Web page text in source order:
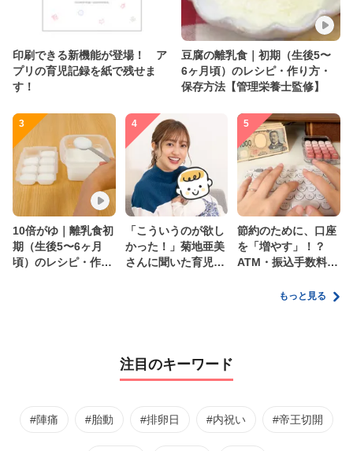
印刷できる新機能が登場！ ア
プリの育児記録を紙で残せま
す！
豆腐の離乳食｜初期（生後5〜
6ヶ月頃）のレシピ・作り方・
保存方法【管理栄養士監修】
3
10倍がゆ｜離乳食初
期（生後5〜6ヶ月
頃）のレシピ・作り
4
「こういうのが欲し
かった！」菊地亜美
さんに聞いた育児
5
節約のために、口座
を「増やす」！？
ATM・振込手数料の
家計管理術もっと見る
注目のキーワード
#陣痛 #胎動 #排卵日 #内祝い #帝王切開